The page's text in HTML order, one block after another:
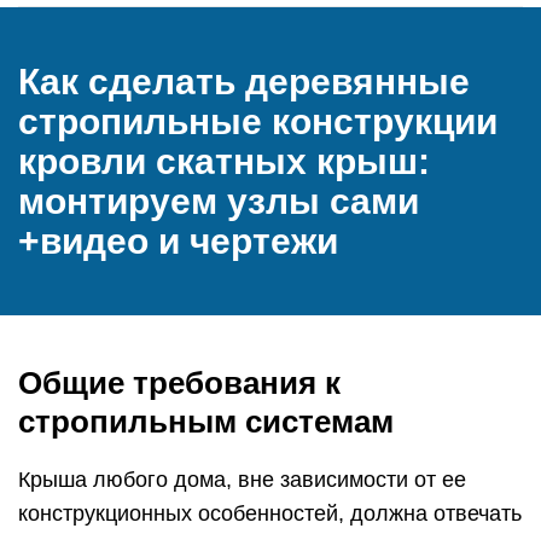
Как сделать деревянные
стропильные конструкции
кровли скатных крыш:
монтируем узлы сами
+видео и чертежи
Общие требования к
стропильным системам
Крыша любого дома, вне зависимости от ее
конструкционных особенностей, должна отвечать